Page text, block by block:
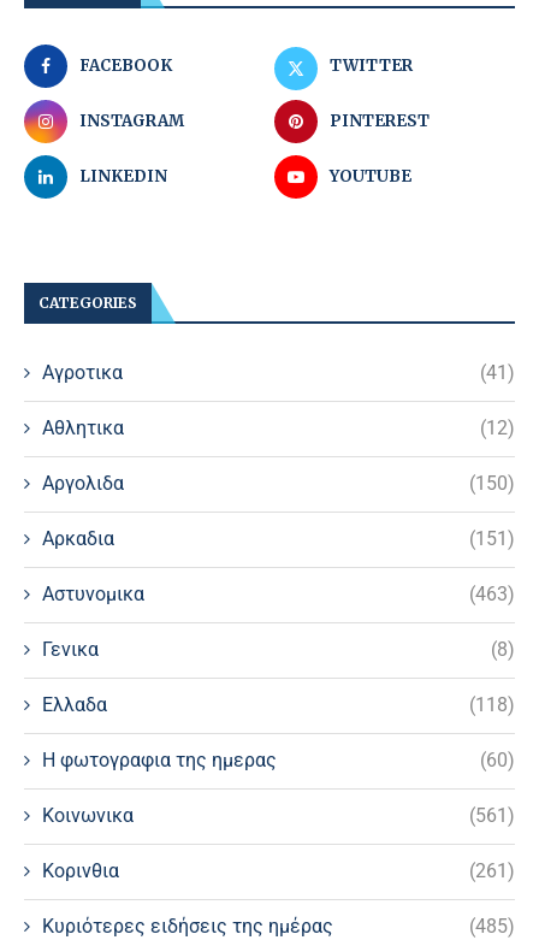
FACEBOOK TWITTER
INSTAGRAM PINTEREST
LINKEDIN YOUTUBE
CATEGORIES
Αγροτικα (41)
Αθλητικα (12)
Αργολιδα (150)
Αρκαδια (151)
Αστυνομικα (463)
Γενικα (8)
Ελλαδα (118)
Η φωτογραφια της ημερας (60)
Κοινωνικα (561)
Κορινθια (261)
Κυριότερες ειδήσεις της ημέρας (485)